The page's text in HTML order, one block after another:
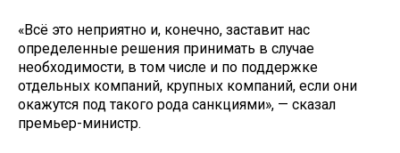
«Всё это неприятно и, конечно, заставит нас
определенные решения принимать в случае
необходимости, в том числе и по поддержке
отдельных компаний, крупных компаний, если они
окажутся под такого рода санкциями», — сказал
премьер-министр.